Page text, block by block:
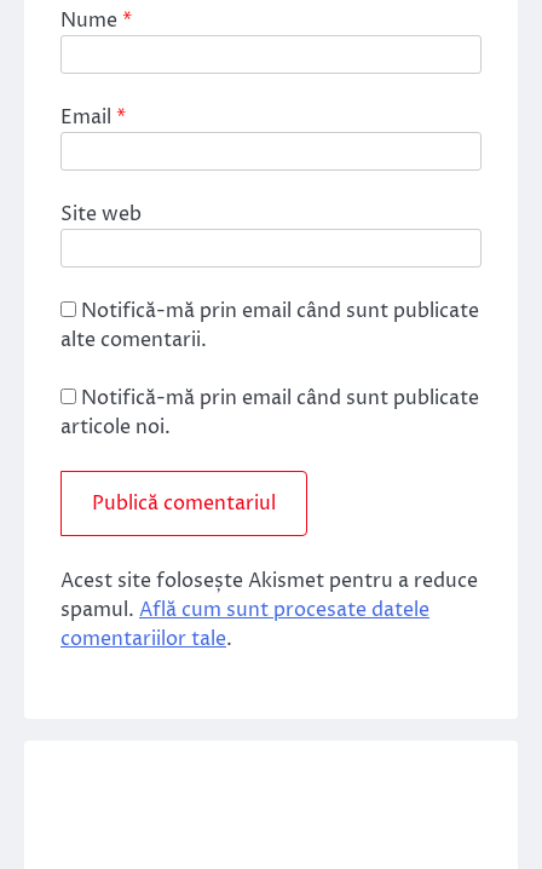
Nume*
Email *
Site web
Notifică-mă prin email când sunt publicate
alte comentarii.
Notifică-mă prin email când sunt publicate
articole noi.
Acest site folosește Akismet pentru a reduce
spamul. Află cum sunt procesate datele
comentariilor tale.